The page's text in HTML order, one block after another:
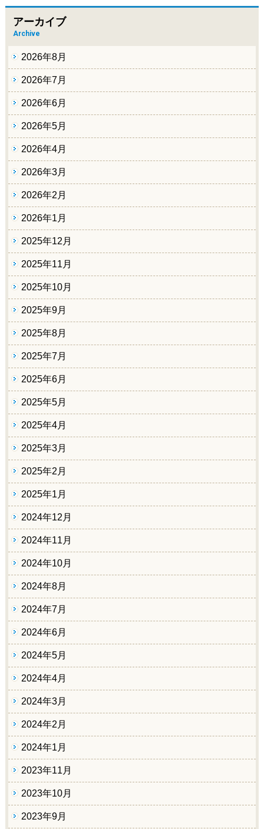
アーカイブ
Archive
2026年8月
2026年7月
2026年6月
2026年5月
2026年4月
2026年3月
2026年2月
2026年1月
2025年12月
2025年11月
2025年10月
2025年9月
2025年8月
2025年7月
2025年6月
2025年5月
2025年4月
2025年3月
2025年2月
2025年1月
2024年12月
2024年11月
2024年10月
2024年8月
2024年7月
2024年6月
2024年5月
2024年4月
2024年3月
2024年2月
2024年1月
2023年11月
2023年10月
2023年9月